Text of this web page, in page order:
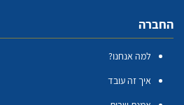
החברה
למה אנחנו?
איך זה עובד